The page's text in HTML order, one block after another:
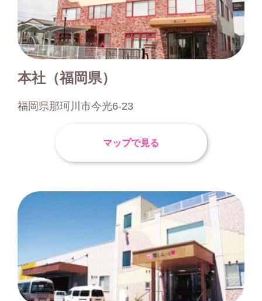
本社（福岡県）
福岡県那珂川市今光6-23
マップで見る